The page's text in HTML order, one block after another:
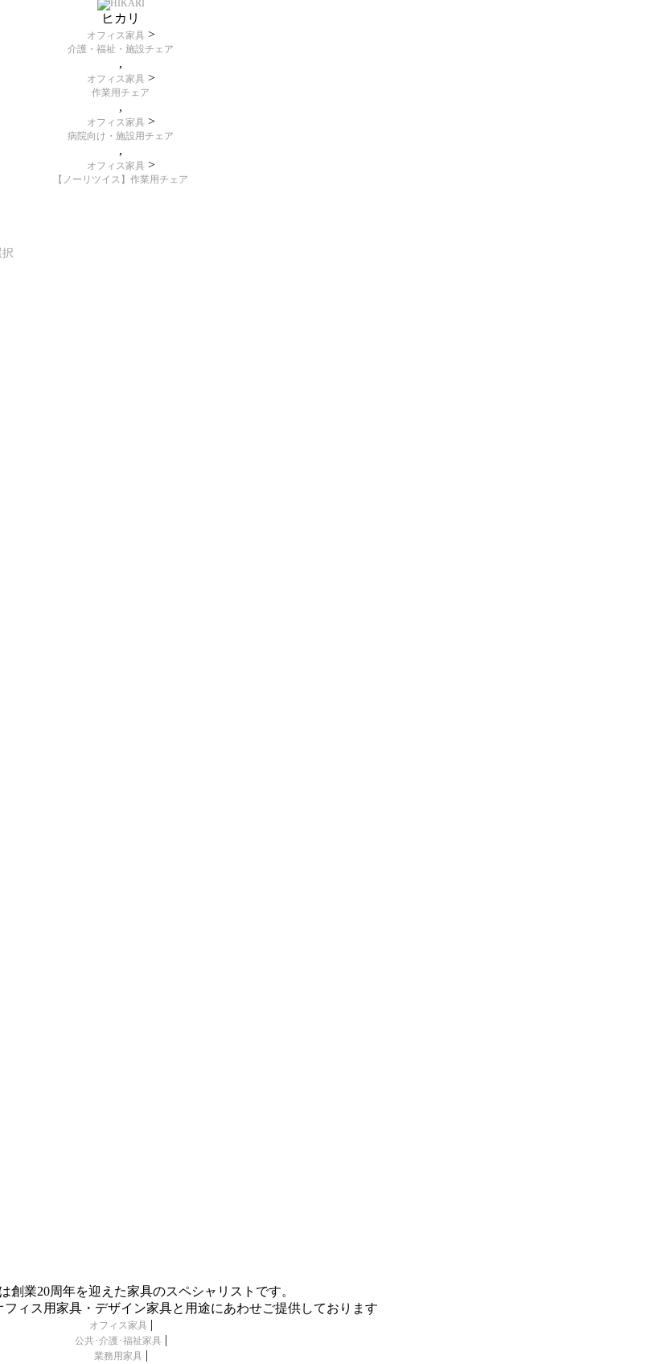
ヒカリ
オフィス家具 >
介護・福祉・施設チェア
,
オフィス家具 >
作業用チェア
,
オフィス家具 >
病院向け・施設用チェア
,
オフィス家具 >
【ノーリツイス】作業用チェア
創業20周年を迎えた家具のスペシャリストです。
フィス用家具・デザイン家具と用途にあわせご提供しております
オフィス家具 |
公共･介護･福祉家具 |
業務用家具 |